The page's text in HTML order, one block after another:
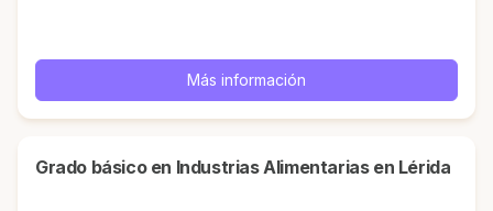
Más información
Grado básico en Industrias Alimentarias en Lérida